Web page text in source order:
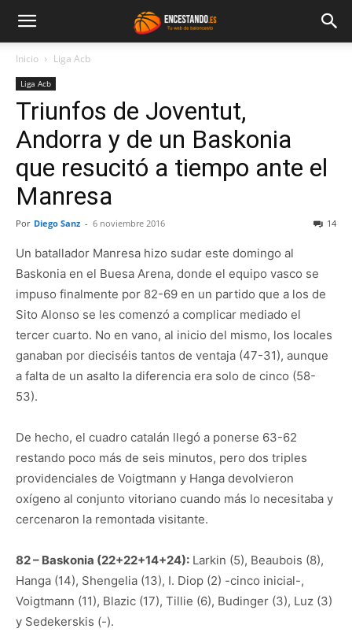
Inicio Liga Acb
Liga Acb
Triunfos de Joventut,
Andorra y de un Baskonia
que resucitó a tiempo ante el
Manresa
Por Diego Sanz - 6 noviembre 2016 14
Un batallador Manresa hizo sudar este domingo al
Baskonia en el Buesa Arena, donde el equipo vasco se
impuso finalmente por 82-69 en un partido que a los de
Sito Alonso se les comenzó a complicar mediado el
tercer cuarto. No en vano, al inicio del mismo, los locales
ganaban por dieciséis tantos de ventaja (47-31), aunque
a falta de un asalto la diferencia era solo de cinco (58-
53).
De hecho, el cuadro catalán llegó a ponerse 63-62
restando poco más de seis minutos, pero dos triples
providenciales de Voigtmann y Hanga devolvieron
oxígeno al conjunto vitoriano cuando más lo necesitaba y
cercenaron la remontada visitante.
82 – Baskonia (22+22+14+24): Larkin (5), Beaubois (8),
Hanga (14), Shengelia (13), I. Diop (2) -cinco inicial-,
Voigtmann (11), Blazic (17), Tillie (6), Budinger (3), Luz (3)
y Sedekerskis (-).